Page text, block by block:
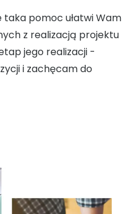
taka pomoc ułatwi Wam
z realizacją projektu
jego realizacji -
i zachęcam do